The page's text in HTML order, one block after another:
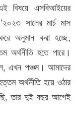
বিষয়ে এসবিআইয়ের
সালের মার্চ মাস
অনুমান করা হচ্ছে,
অর্থনীতি হতে পারে।
এখন পঞ্চম। আমাদের
অর্থনীতি হয়ে ওঠার
তার দুই বছর আগেই